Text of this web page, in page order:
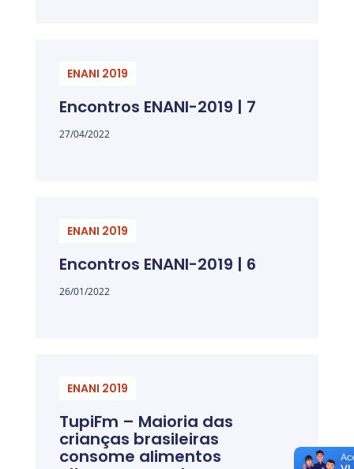
ENANI 2019
Encontros ENANI-2019 | 7
27/04/2022
ENANI 2019
Encontros ENANI-2019 | 6
26/01/2022
ENANI 2019
TupiFm – Maioria das
crianças brasileiras
consome alimentos